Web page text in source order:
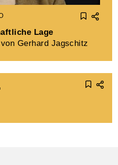
Lage
Gerhard Jagschitz